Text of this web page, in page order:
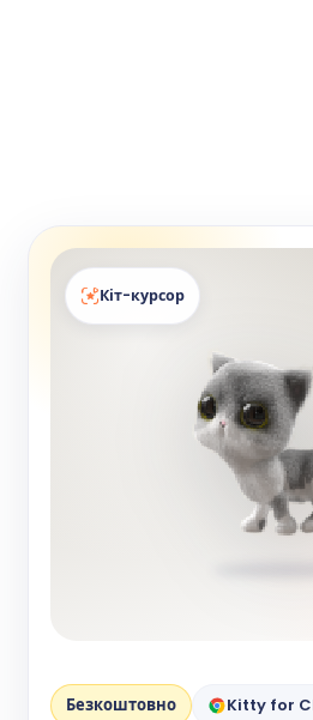
Кіт-курсор
Безкоштовно Kitty for